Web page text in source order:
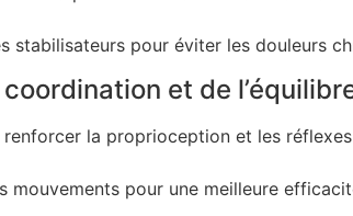
stabilisateurs pour éviter les douleurs
et de
la proprioception et les
mouvements pour une meilleure